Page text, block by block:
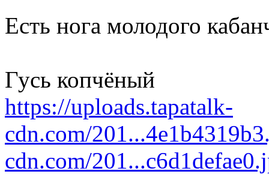
Есть нога молодого
Гусь копчёный
https://uploads.tapatalk-
cdn.com/
cdn.com/